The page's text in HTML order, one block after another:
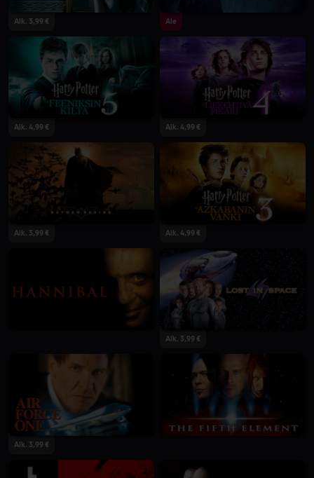
Alk. 3,99 € Ale
Alk. 4,99 € Alk. 4,99 €
Alk. 3,99 € Alk. 4,99 €
Alk. 3,99 €
Alk. 3,99 €